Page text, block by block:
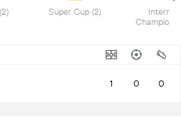
1 0 0